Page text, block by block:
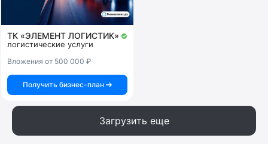
ТК «ЭЛЕМЕНТ ЛОГИСТИК»
логистические услуги
Вложения от 500 000 ₽
Получить бизнес-план
Загрузить еще